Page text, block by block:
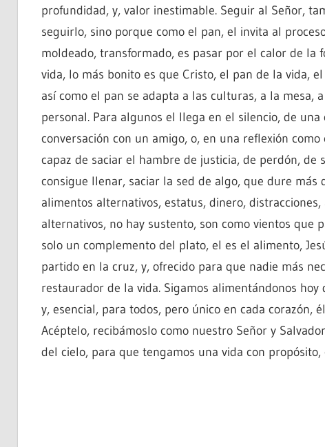
profundidad, y, valor inestimable. Seguir al Señor,
seguirlo, sino porque como el pan, el invita al
moldeado, transformado, es pasar por el calor de la
vida, lo más bonito es que Cristo, el pan de la vida,
así como el pan se adapta a las culturas, a la mesa,
personal. Para algunos el llega en el silencio, de
conversación con un amigo, o, en una reflexión
capaz de saciar el hambre de justicia, de perdón, de
consigue llenar, saciar la sed de algo, que dure
alimentos alternativos, estatus, dinero,
alternativos, no hay sustento, son como vientos que
solo un complemento del plato, el es el alimento,
partido en la cruz, y, ofrecido para que nadie más
restaurador de la vida. Sigamos alimentándonos
y, esencial, para todos, pero único en cada corazón,
Acéptelo, recibámoslo como nuestro Señor y
del cielo, para que tengamos una vida con